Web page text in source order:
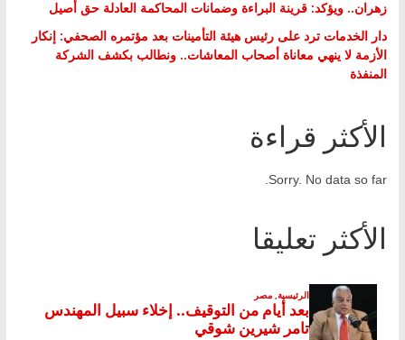
زهران.. ويؤكد: قرينة البراءة وضمانات المحاكمة العادلة حق أصيل
دار الخدمات ترد على رئيس هيئة التأمينات بعد مؤتمره الصحفي: إنكار
الأزمة لا ينهي معاناة أصحاب المعاشات.. ونطالب بكشف الشركة
المنفذة
الأكثر قراءة
Sorry. No data so far.
الأكثر تعليقا